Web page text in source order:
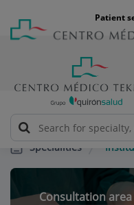
content
Menú
Patient
Specialities
Consultation area